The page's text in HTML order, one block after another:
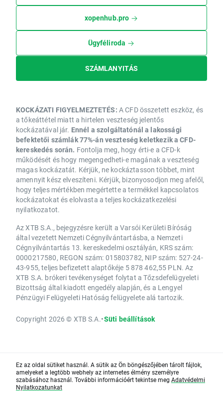
xopenhub.pro
Ügyféliroda
SZÁMLANYITÁS
KOCKÁZATI FIGYELMEZTETÉS: A CFD összetett eszköz, és
a tőkeáttétel miatt a hirtelen veszteség jelentős
kockázatával jár. Ennél a szolgáltatónál a lakossági
befektetői számlák 77%-án veszteség keletkezik a CFD-
kereskedés során. Fontolja meg, hogy érti-e a CFD-k
működését és hogy megengedheti-e magának a veszteség
magas kockázatát. Kérjük, ne kockáztasson többet, mint
amennyit kész elveszíteni. Kérjük, bizonyosodjon meg afelől,
hogy teljes mértékben megértette a termékkel kapcsolatos
kockázatokat és elolvasta a teljes kockázatkezelési
nyilatkozatot.
Az XTB S.A., bejegyzésre került a Varsói Kerületi Bíróság
által vezetett Nemzeti Cégnyilvántartásba, a Nemzeti
Cégnyilvántartás 13. kereskedelmi osztályán, KRS szám:
0000217580, REGON szám: 015803782, NIP szám: 527-24-
43-955, teljes befizetett alaptőkéje 5 878 462,55 PLN. Az
XTB S.A. brókeri tevékenységet folytat a Tőzsdefelügyeleti
Bizottság által kiadott engedély alapján, és a Lengyel
Pénzügyi Felügyeleti Hatóság felügyelete alá tartozik.
Copyright 2026 © XTB S.A.•Süti beállítások
Ez az oldal sütiket használ. A sütik az Ön böngészőjében tárolt fájlok,
amelyeket a legtöbb webhely az internetes élmény személyre
szabásához használ. További információért tekintse meg Adatvédelmi
Nyilatkozatunkat